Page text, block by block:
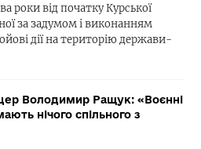
роки від початку Курської
за задумом і виконанням
дії на територію держави-
Володимир Ращук: «Воєнні
нічого спільного з